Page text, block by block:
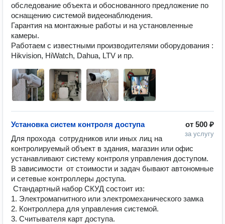
обследование объекта и обоснованного предложение по
оснащению системой видеонаблюдения.
Гарантия на монтажные работы и на установленные
камеры.
Работаем с известными производителями оборудования :
Hikvision, HiWatch, Dahua, LTV и пр.
от 500 ₽
за услугу
Установка систем контроля доступа
Для прохода  сотрудников или иных лиц на
контролируемый объект в здания, магазин или офис
устанавливают систему контроля управления доступом.
В зависимости  от стоимости и задач бывают автономные
и сетевые контроллеры доступа.
1. Электромагнитного или электромеханического замка
2. Контроллера для управления системой.
3. Считывателя карт доступа.